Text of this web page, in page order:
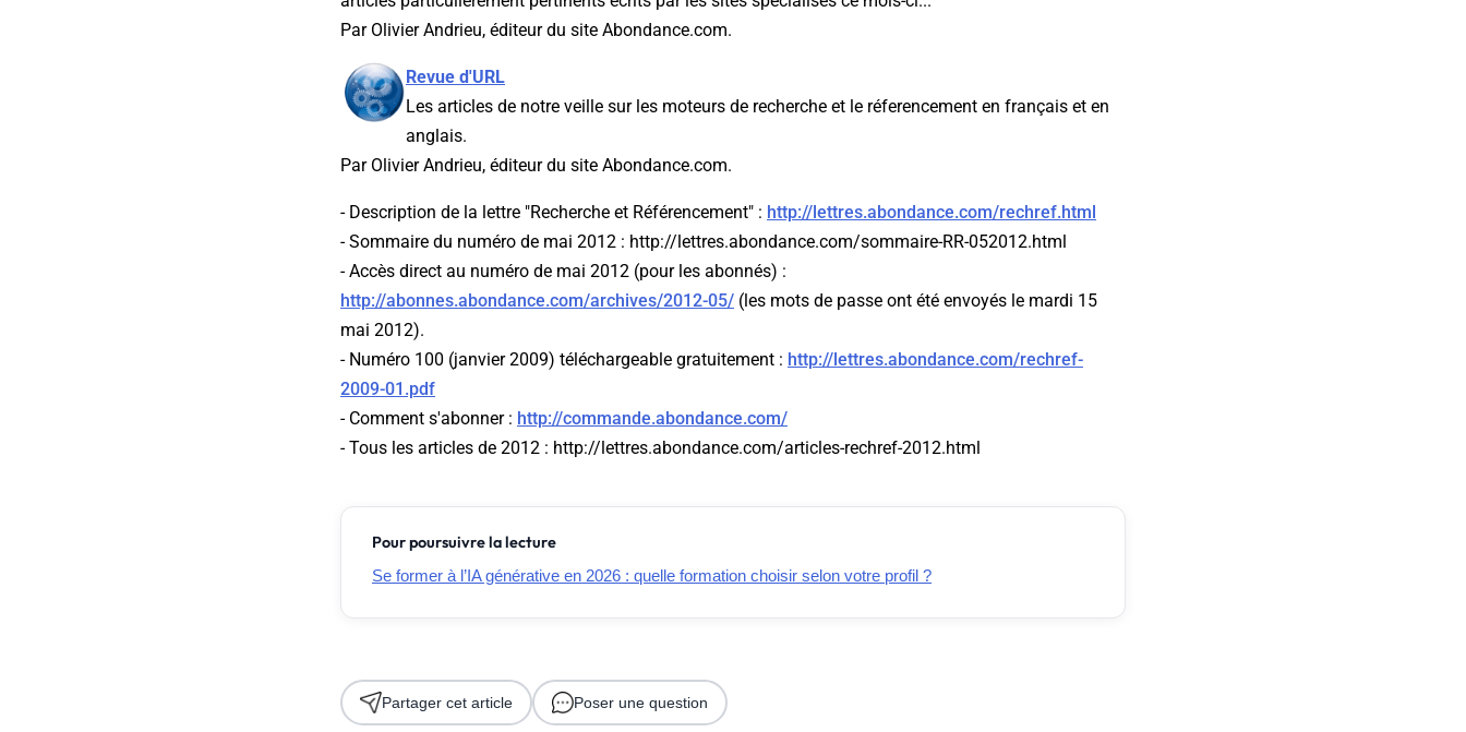
Par Olivier Andrieu, éditeur du site Abondance.com.
Revue d'URL
Les articles de notre veille sur les moteurs de recherche et le réferencement en français et en
anglais.
Par Olivier Andrieu, éditeur du site Abondance.com.
- Description de la lettre "Recherche et Référencement" : http://lettres.abondance.com/rechref.html
- Sommaire du numéro de mai 2012 : http://lettres.abondance.com/sommaire-RR-052012.html
- Accès direct au numéro de mai 2012 (pour les abonnés) :
http://abonnes.abondance.com/archives/2012-05/ (les mots de passe ont été envoyés le mardi 15
mai 2012).
- Numéro 100 (janvier 2009) téléchargeable gratuitement : http://lettres.abondance.com/rechref-
2009-01.pdf
- Comment s'abonner : http://commande.abondance.com/
- Tous les articles de 2012 : http://lettres.abondance.com/articles-rechref-2012.html
Pour poursuivre la lecture
Se former à l’IA générative en 2026 : quelle formation choisir selon votre profil ?
Partager cet article Poser une question